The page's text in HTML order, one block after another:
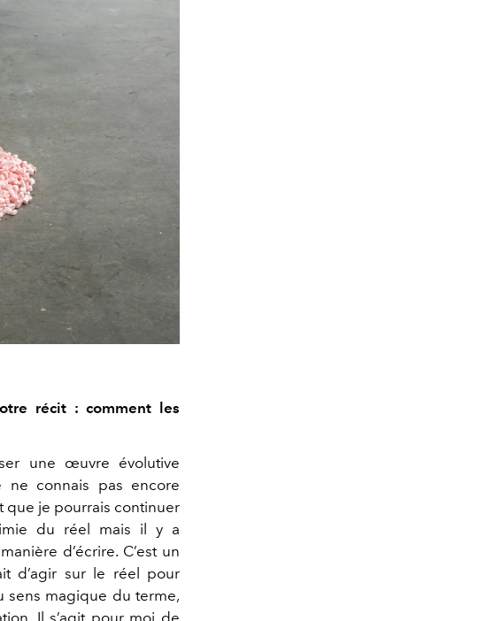
récit : comment les
une œuvre évolutive
connais pas encore
que je pourrais continuer
du réel mais il y a
d’écrire. C’est un
d’agir sur le réel pour
sens magique du terme,
Il s’agit pour moi de